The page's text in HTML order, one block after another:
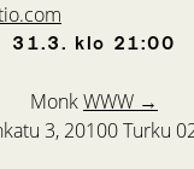
31.3. klo 21:00
MonkWWW →
3, 20100 Turku